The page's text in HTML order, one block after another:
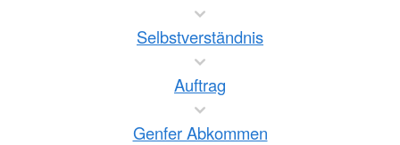
Selbstverständnis
Auftrag
Genfer Abkommen